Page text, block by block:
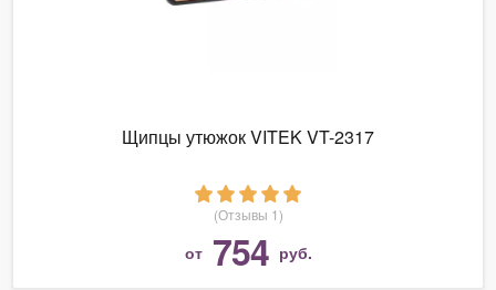
Щипцы утюжок VITEK VT-2317
(Отзывы 1)
от 754 руб.